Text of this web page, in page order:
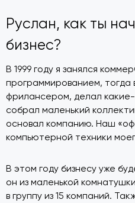
Руслан, как ты
бизнес?
В 1999 году я занялся
программированием, тогда
фрилансером, делал
собрал маленький
основал компанию. Наш
компьютерной техники
В этом году бизнесу уже
он из маленькой
в группу из 15 компаний.